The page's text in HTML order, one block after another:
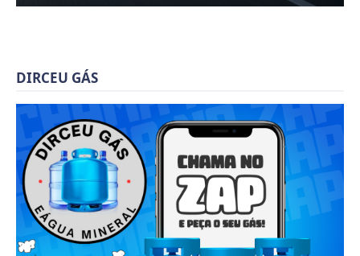
DIRCEU GÁS